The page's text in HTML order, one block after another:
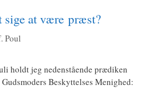
sige at være præst?
Poul
holdt jeg neden­stå­en­de præ­di­ken
Beskyt­tel­ses Menig­hed: